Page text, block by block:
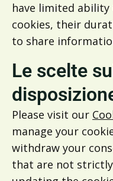
have limited
cookies, their
to share
Le scelte
Please visit our
manage your
withdraw your
that are not